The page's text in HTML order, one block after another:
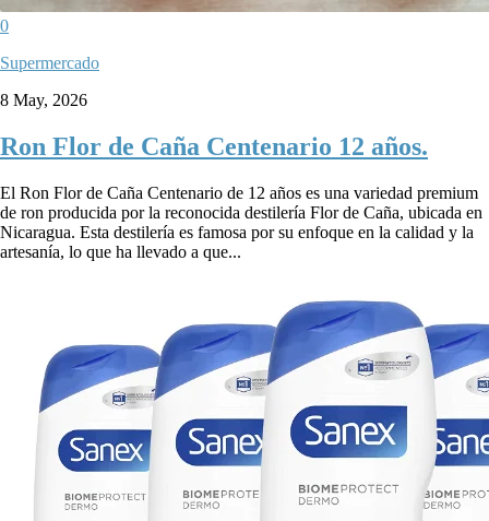
0
Supermercado
8 May, 2026
Ron Flor de Caña Centenario 12 años.
El Ron Flor de Caña Centenario de 12 años es una variedad premium
de ron producida por la reconocida destilería Flor de Caña, ubicada en
Nicaragua. Esta destilería es famosa por su enfoque en la calidad y la
artesanía, lo que ha llevado a que...